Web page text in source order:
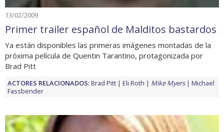
13/02/2009
Primer trailer español de Malditos bastardos
Ya están disponibles las primeras imágenes montadas de la
próxima película de Quentin Tarantino, protagonizada por
Brad Pitt
ACTORES RELACIONADOS:Brad Pitt Eli Roth Mike Myers
Michael
Fassbender